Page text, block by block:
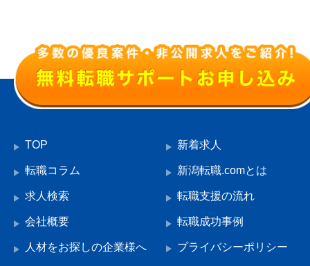
TOP 新着求人
転職コラム 新潟転職.comとは
求人検索 転職支援の流れ
会社概要 転職成功事例
人材をお探しの企業様へ プライバシーポリシー